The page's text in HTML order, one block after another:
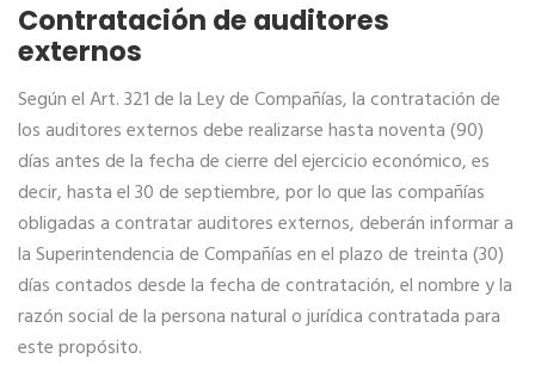
Contratación de auditores
externos
Según el Art. 321 de la Ley de Compañías, la contratación de
los auditores externos debe realizarse hasta noventa (90)
días antes de la fecha de cierre del ejercicio económico, es
decir, hasta el 30 de septiembre, por lo que las compañías
obligadas a contratar auditores externos, deberán informar a
la Superintendencia de Compañías en el plazo de treinta (30)
días contados desde la fecha de contratación, el nombre y la
razón social de la persona natural o jurídica contratada para
este propósito.